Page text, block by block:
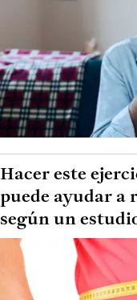
Hacer este
puede ayudar a
según un